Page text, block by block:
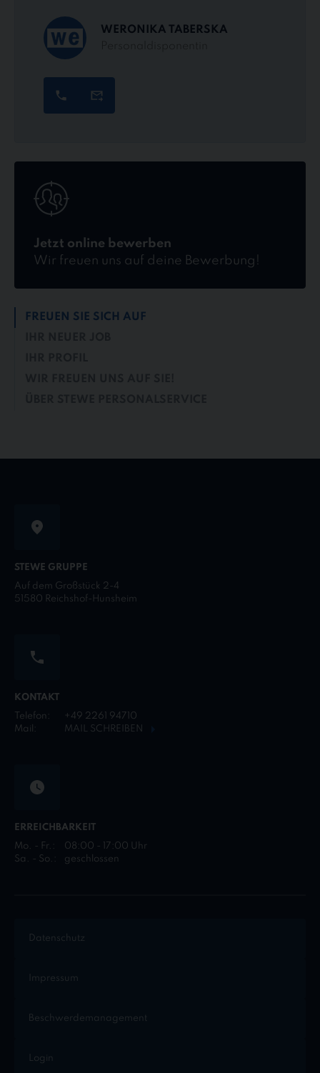
WERONIKA TABERSKA
Jetzt online bewerben
Wir freuen uns auf deine Bewerbung!
online
bewerben
FREUEN SIE SICH AUF
STEWE GRUPPE
Auf dem Großstück 2-4
51580 Reichshof-Hunsheim
KONTAKT
Telefon:
+49 2261 94710
Mail:
MAIL SCHREIBEN
ERREICHBARKEIT
Mo. - Fr.:
08:00 - 17:00 Uhr
Sa. - So.:
geschlossen
Datenschutz
Impressum
Beschwerdemanagement
Login